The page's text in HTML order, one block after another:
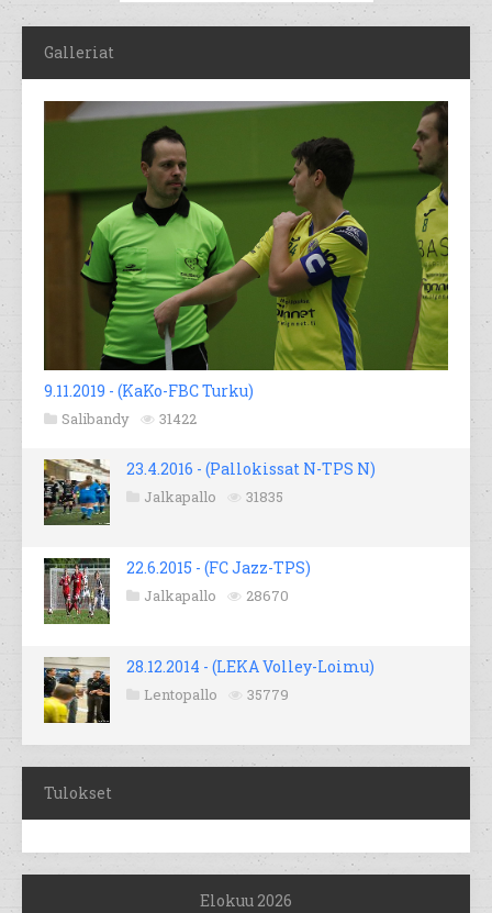
Galleriat
9.11.2019 - (KaKo-FBC Turku)
Salibandy 31422
23.4.2016 - (Pallokissat N-TPS N)
Jalkapallo 31835
22.6.2015 - (FC Jazz-TPS)
Jalkapallo 28670
28.12.2014 - (LEKA Volley-Loimu)
Lentopallo 35779
Tulokset
Elokuu 2026